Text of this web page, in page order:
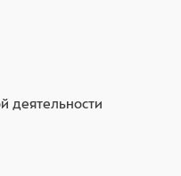
деятельности